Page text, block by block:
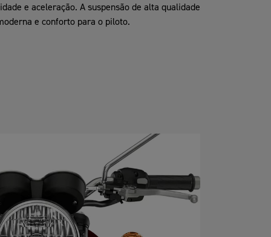
e aceleração. A suspensão de alta qualidade
e conforto para o piloto.